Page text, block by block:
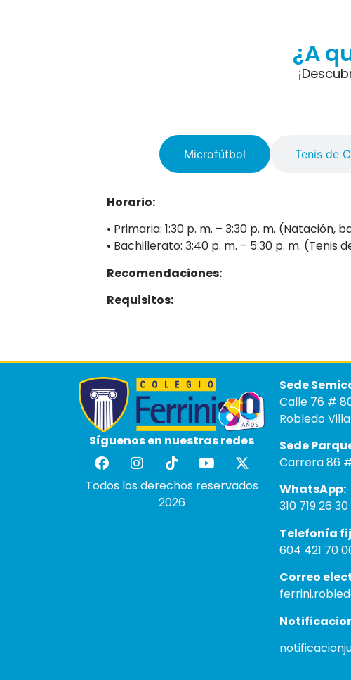
¿A
Microfútbol Tenis de
Horario:
• Primaria: 1:30 p. m. – 3:30 p. m.
• Bachillerato: 3:40 p. m. – 5:30 p. m. (Tenis
Recomendaciones:
Requisitos:
Síguenos en nuestras redes
Todos los derechos reservados
2026
Sede
Calle 76 #
Robledo
Sede
Carrera 86
310 719 26 30
604 421 70
Correo